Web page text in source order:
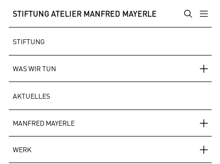
STIFTUNG ATELIER MANFRED MAYERLE
STIFTUNG
WAS WIR TUN
AKTUELLES
MANFRED MAYERLE
WERK